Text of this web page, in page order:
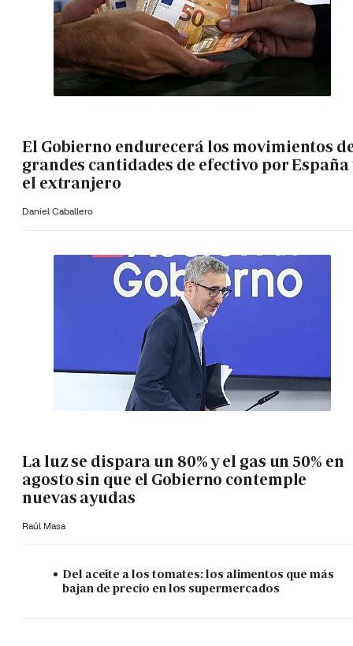
El Gobierno endurecerá los movimientos
grandes cantidades de efectivo por España
el extranjero
Daniel Caballero
La luz se dispara un 80% y el gas un 50% en
agosto sin que el Gobierno contemple
nuevas ayudas
Raúl Masa
Del aceite a los tomates: los alimentos que más
bajan de precio en los supermercados